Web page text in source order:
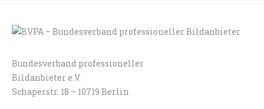
Bundesverband professioneller
Bildanbieter e.V.
Schaperstr. 18 – 10719 Berlin